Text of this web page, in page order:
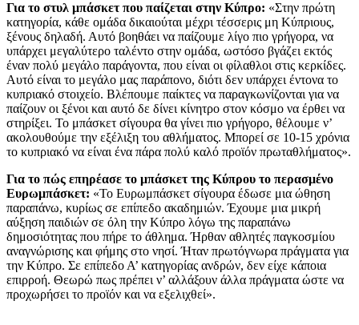
Για το στυλ μπάσκετ που παίζεται στην Κύπρο: «Στην πρώτη
κατηγορία, κάθε ομάδα δικαιούται μέχρι τέσσερις μη Κύπριους,
ξένους δηλαδή. Αυτό βοηθάει να παίζουμε λίγο πιο γρήγορα, να
υπάρχει μεγαλύτερο ταλέντο στην ομάδα, ωστόσο βγάζει εκτός
έναν πολύ μεγάλο παράγοντα, που είναι οι φίλαθλοι στις κερκίδες.
Αυτό είναι το μεγάλο μας παράπονο, διότι δεν υπάρχει έντονα το
κυπριακό στοιχείο. Βλέπουμε παίκτες να παραγκωνίζονται για να
παίζουν οι ξένοι και αυτό δε δίνει κίνητρο στον κόσμο να έρθει να
στηρίξει. Το μπάσκετ σίγουρα θα γίνει πιο γρήγορο, θέλουμε ν’
ακολουθούμε την εξέλιξη του αθλήματος. Μπορεί σε 10-15 χρόνια
το κυπριακό να είναι ένα πάρα πολύ καλό προϊόν πρωταθλήματος».
Για το πώς επηρέασε το μπάσκετ της Κύπρου το περασμένο
Ευρωμπάσκετ: «Το Ευρωμπάσκετ σίγουρα έδωσε μια ώθηση
παραπάνω, κυρίως σε επίπεδο ακαδημιών. Έχουμε μια μικρή
αύξηση παιδιών σε όλη την Κύπρο λόγω της παραπάνω
δημοσιότητας που πήρε το άθλημα. Ήρθαν αθλητές παγκοσμίου
αναγνώρισης και φήμης στο νησί. Ήταν πρωτόγνωρα πράγματα για
την Κύπρο. Σε επίπεδο Α’ κατηγορίας ανδρών, δεν είχε κάποια
επιρροή. Θεωρώ πως πρέπει ν’ αλλάξουν άλλα πράγματα ώστε να
προχωρήσει το προϊόν και να εξελιχθεί».